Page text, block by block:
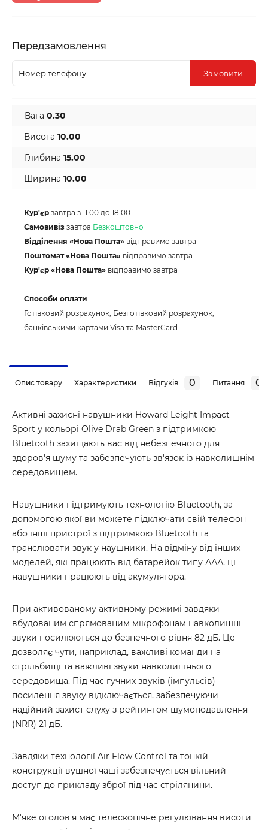
Передзамовлення
Замовити
Вага 0.30
Висота 10.00
Глибина 15.00
Ширина 10.00
Кур'єр завтра з 11:00 до 18:00
Самовивіз завтра Безкоштовно
Відділення «Нова Пошта» відправимо завтра
Поштомат «Нова Пошта» відправимо завтра
Кур'єр «Нова Пошта» відправимо завтра
Способи оплати
Готівковий розрахунок, Безготівковий розрахунок,
банківськими картами Visa та MasterCard
Опис товару Характеристики Відгуків 0 Питання 0
Активні захисні навушники Howard Leight Impact
Sport у кольорі Olive Drab Green з підтримкою
Bluetooth захищають вас від небезпечного для
здоров'я шуму та забезпечують зв'язок із навколишнім
середовищем.
Навушники підтримують технологію Bluetooth, за
допомогою якої ви можете підключати свій телефон
або інші пристрої з підтримкою Bluetooth та
транслювати звук у наушники. На відміну від інших
моделей, які працюють від батарейок типу ААА, ці
навушники працюють від акумулятора.
При активованому активному режимі завдяки
вбудованим спрямованим мікрофонам навколишні
звуки посилюються до безпечного рівня 82 дБ. Це
дозволяє чути, наприклад, важливі команди на
стрільбищі та важливі звуки навколишнього
середовища. Під час гучних звуків (імпульсів)
посилення звуку відключається, забезпечуючи
надійний захист слуху з рейтингом шумоподавлення
(NRR) 21 дБ.
Завдяки технології Air Flow Control та тонкій
конструкції вушної чаші забезпечується вільний
доступ до прикладу зброї під час стрілянини.
М'яке оголов'я має телескопічне регулювання висоти